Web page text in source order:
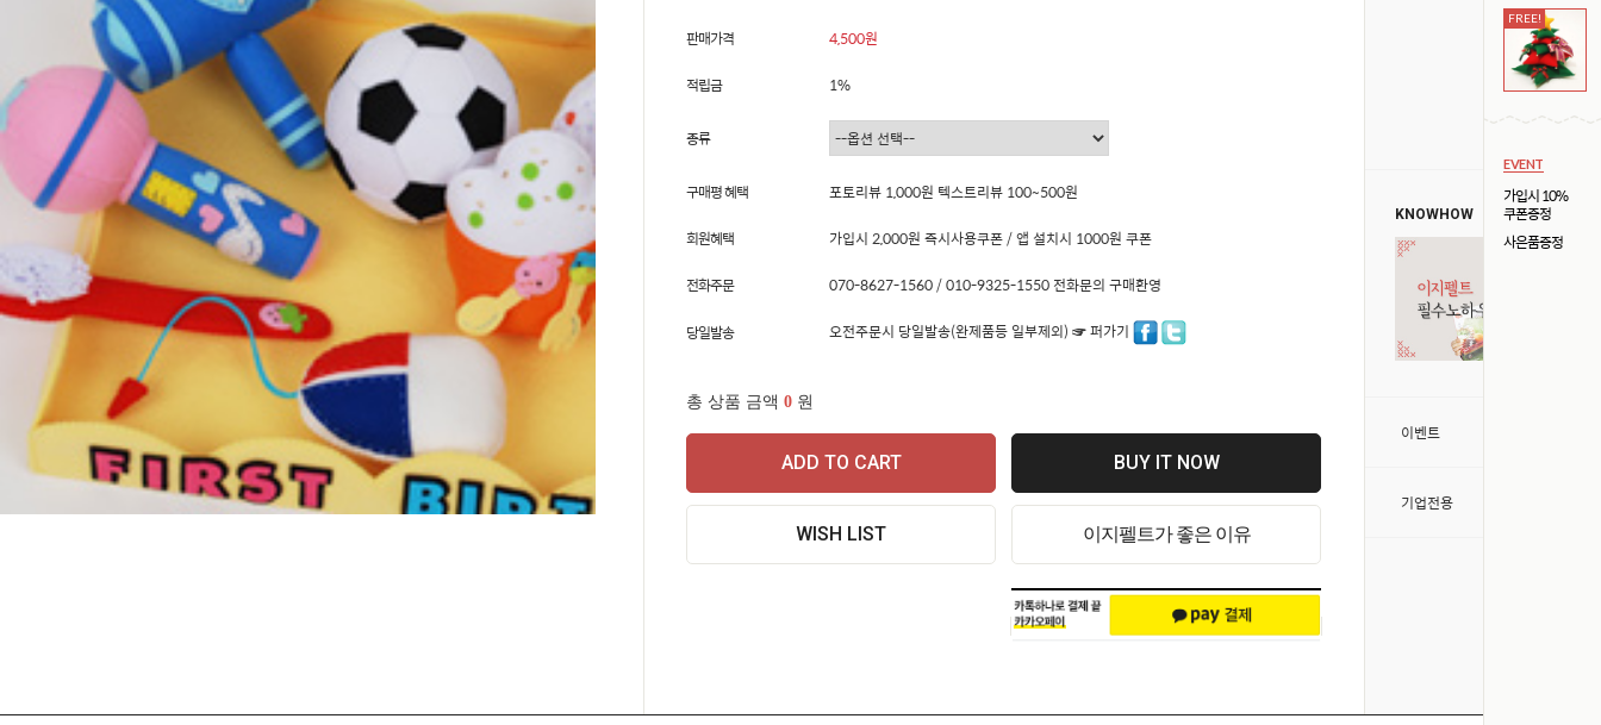
FREE!
EVENT
가입시 10%
쿠폰증정
사은품증정
판매가격 4,500원
적립금 1%
종류
구매평 혜택 포토리뷰 1,000원 텍스트리뷰 100~500원
회원혜택 가입시 2,000원 즉시사용쿠폰 / 앱 설치시 1000원 쿠폰
전화주문 070-8627-1560 / 010-9325-1550 전화문의 구매환영
당일발송 오전주문시 당일발송(완제품등 일부제외) ☞ 퍼가기
총 상품 금액 0 원
ADD TO CART BUY IT NOW
WISH LIST 이지펠트가 좋은 이유
KNOWHOW
이벤트
기업전용